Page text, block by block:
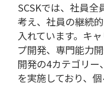
SCSKでは、社員全
考え、社員の継続
入れています。キ
プ開発、専門能力
開発の4カテゴリ
を実施しており、